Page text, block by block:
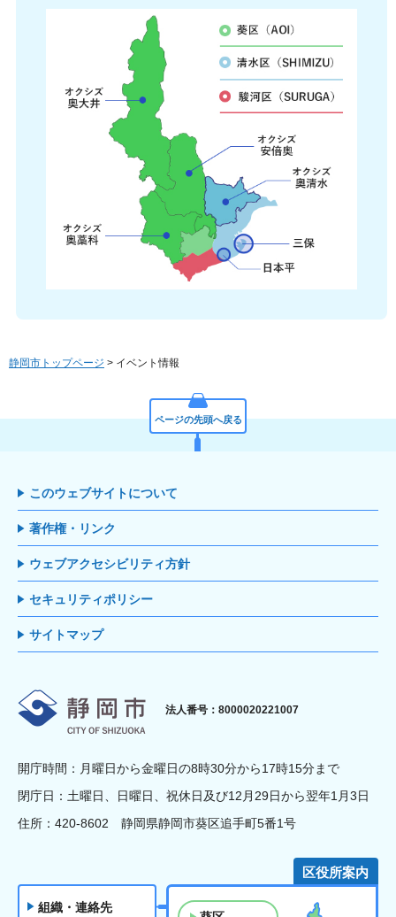
静岡市トップページ > イベント情報
ページの先頭へ戻る
このウェブサイトについて
著作権・リンク
ウェブアクセシビリティ方針
セキュリティポリシー
サイトマップ
静岡市
法人番号：8000020221007
開庁時間：月曜日から金曜日の8時30分から17時15分まで
閉庁日：土曜日、日曜日、祝休日及び12月29日から翌年1月3日
住所：420-8602 静岡県静岡市葵区追手町5番1号
組織・連絡先
区役所案内